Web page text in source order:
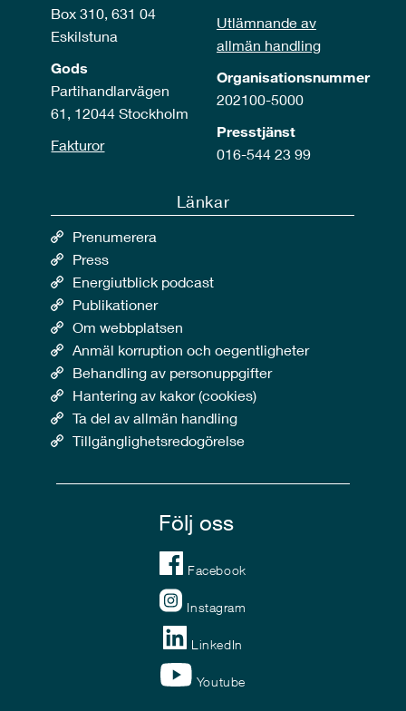
Box 310, 631 04
Eskilstuna
Gods
Partihandlarvägen
61, 12044 Stockholm
Fakturor
Utlämnande av
allmän handling
Organisationsnummer
202100-5000
Presstjänst
016-544 23 99
Länkar
Prenumerera
Press
Energiutblick podcast
Publikationer
Om webbplatsen
Anmäl korruption och oegentligheter
Behandling av personuppgifter
Hantering av kakor (cookies)
Ta del av allmän handling
Tillgänglighetsredogörelse
Följ oss
Facebook
Instagram
LinkedIn
Youtube